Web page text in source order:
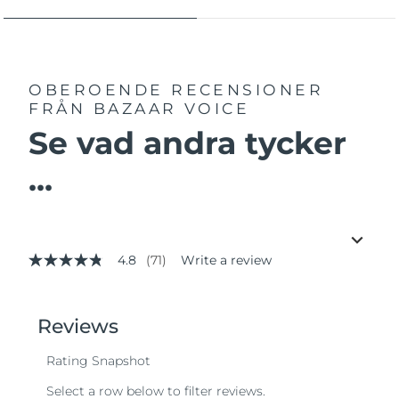
OBEROENDE RECENSIONER
FRÅN BAZAAR VOICE
Se vad andra tycker
...
4.8
stars,
average
value.
4.8 (71) Write a review